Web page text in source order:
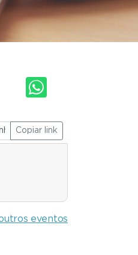
Copiar link
eventos